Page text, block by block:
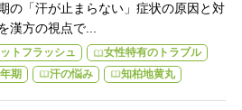
の「汗が止まらない」症状の原因と対
漢方の視点で...
トフラッシュ
女性特有のトラブル
期
汗の悩み 知柏地黄丸